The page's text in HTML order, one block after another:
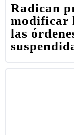
Radican
modificar
las